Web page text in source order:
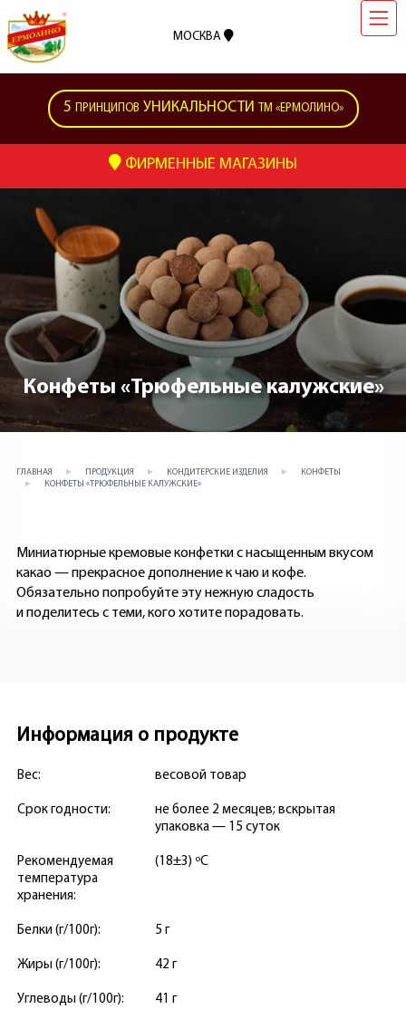
МОСКВА
5 ПРИНЦИПОВ УНИКАЛЬНОСТИ ТМ «ЕРМОЛИНО»
ФИРМЕННЫЕ МАГАЗИНЫ
Конфеты «Трюфельные калужские»
ГЛАВНАЯ ПРОДУКЦИЯ КОНДИТЕРСКИЕ ИЗДЕЛИЯ
КОНФЕТЫ
КОНФЕТЫ «ТРЮФЕЛЬНЫЕ КАЛУЖСКИЕ»
Миниатюрные кремовые конфетки с насыщенным вкусом
какао — прекрасное дополнение к чаю и кофе.
Обязательно попробуйте эту нежную сладость
и поделитесь с теми, кого хотите порадовать.
Информация о продукте
Вес: весовой товар
Срок годности:
не более 2 месяцев; вскрытая
упаковка — 15 суток
Рекомендуемая
температура
хранения:
(18±3) ºС
Белки (г/100г): 5 г
Жиры (г/100г): 42 г
Углеводы (г/100г): 41 г